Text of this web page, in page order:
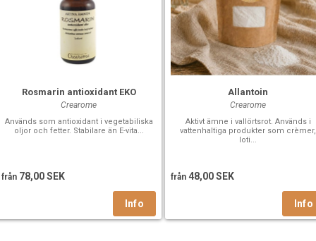
Rosmarin antioxidant EKO
Crearome
Används som antioxidant i vegetabiliska
oljor och fetter. Stabilare än E-vita...
från 78,00 SEK
Allantoin
Crearome
Aktivt ämne i vallörtsrot. Används i
vattenhaltiga produkter som crèmer,
loti...
från 48,00 SEK